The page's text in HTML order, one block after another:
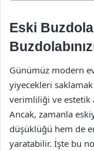
Eski
Günümüz modern
yiyecekleri
verimliliği ve estetik
Ancak, zamanla
düşüklüğü hem de
yaratabilir. İşte bu